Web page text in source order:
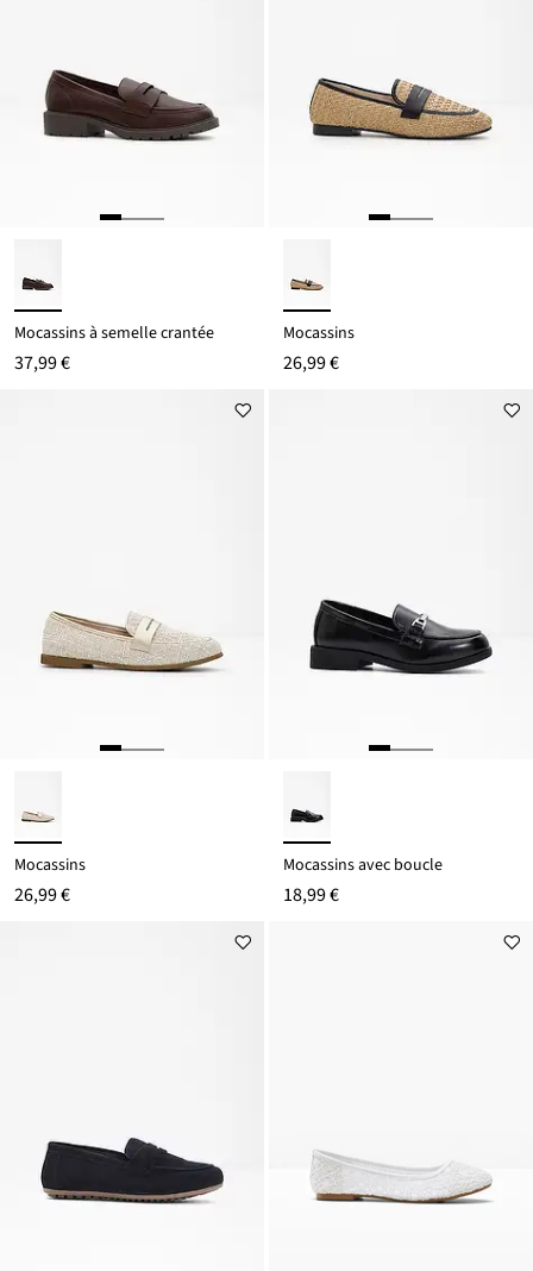
Mocassins à semelle crantée
37,99 €
Mocassins
26,99 €
Mocassins
26,99 €
Mocassins avec boucle
18,99 €